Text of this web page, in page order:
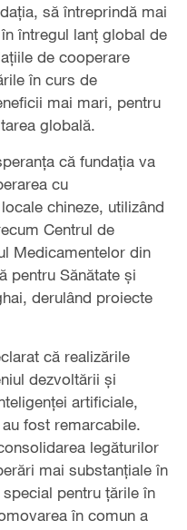
să întreprindă mai
întregul lanț global de
de cooperare
în curs de
mai mari, pentru
globală.
că fundația va
cu
chineze, utilizând
Centrul de
Medicamentelor din
pentru Sănătate și
derulând proiecte
că realizările
dezvoltării și
artificiale,
fost remarcabile.
legăturilor
mai substanțiale în
pentru țările în
în comun a